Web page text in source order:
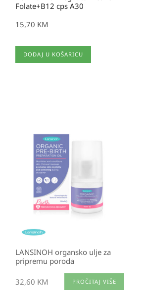
Folate+B12 cps A30
15,70 KM
DODAJ U KOŠARICU
LANSINOH organsko ulje za
pripremu poroda
32,60 KM PROČITAJ VIŠE